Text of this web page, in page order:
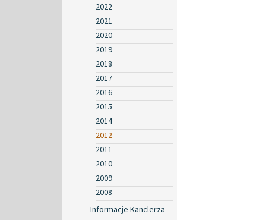
2022
2021
2020
2019
2018
2017
2016
2015
2014
2012
2011
2010
2009
2008
Informacje Kanclerza